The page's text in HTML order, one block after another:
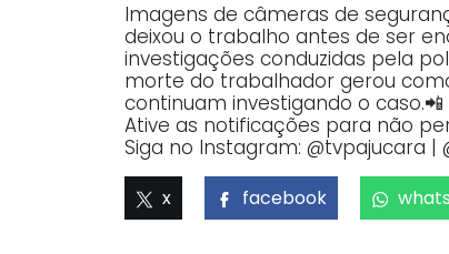
Imagens de câmeras de
deixou o trabalho antes de ser
investigações conduzidas pela
morte do trabalhador gerou
continuam investigando o
Ative as notificações para não
Siga no Instagram: @tvpajucara |
x facebook